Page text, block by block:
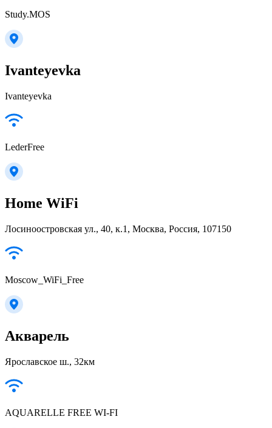
Study.MOS
Ivanteyevka
Ivanteyevka
LederFree
Home WiFi
Лосиноостровская ул., 40, к.1, Москва, Россия, 107150
Moscow_WiFi_Free
Акварель
Ярославское ш., 32км
AQUARELLE FREE WI-FI